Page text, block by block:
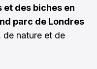
des biches en
parc de Londres
de nature et de